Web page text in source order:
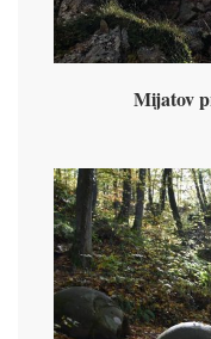
Mijatov